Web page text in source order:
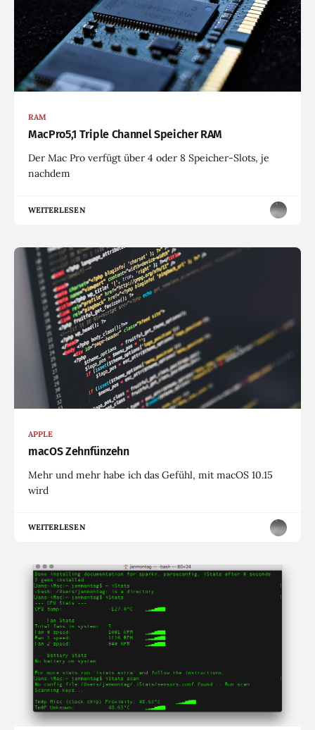
RAM
MacPro5,1 Triple Channel Speicher RAM
Der Mac Pro verfügt über 4 oder 8 Speicher-Slots, je
nachdem
WEITERLESEN
APPLE
macOS Zehnfünzehn
Mehr und mehr habe ich das Gefühl, mit macOS 10.15
wird
WEITERLESEN